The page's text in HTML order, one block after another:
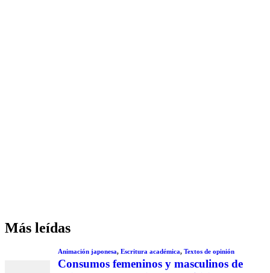
Más leídas
Animación japonesa, Escritura académica, Textos de opinión
Consumos femeninos y masculinos de